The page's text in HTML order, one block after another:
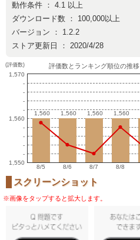
動作条件 ： 4.1 以上
ダウンロード数 ： 100,000以上
バージョン ： 1.2.2
ストア更新日 ： 2020/4/28
(評価数)
1,570
-
-
-
-
1,560
-
-
-
-
1,550
評価数とランキング順位の推移
1,560
1,560 1,560
1,560 1,560
1,560 1,560
1,560
8/5 8/6 8/7 8/8
スクリーンショット
※画像をタップすると拡大します。